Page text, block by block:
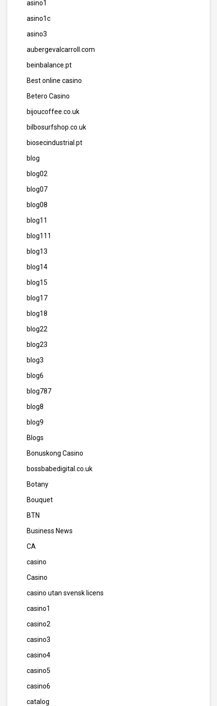
asino1
asino1c
asino3
aubergevalcarroll.com
beinbalance.pt
Best online casino
Betero Casino
bijoucoffee.co.uk
bilbosurfshop.co.uk
biosecindustrial.pt
blog
blog02
blog07
blog08
blog11
blog111
blog13
blog14
blog15
blog17
blog18
blog22
blog23
blog3
blog6
blog787
blog8
blog9
Blogs
Bonuskong Casino
bossbabedigital.co.uk
Botany
Bouquet
BTN
Business News
CA
casino
Casino
casino utan svensk licens
casino1
casino2
casino3
casino4
casino5
casino6
catalog